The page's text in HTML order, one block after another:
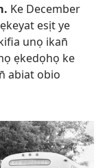
Ke December
esịt ye
unọ ikan̄
ẹkedọhọ ke
abiat obio